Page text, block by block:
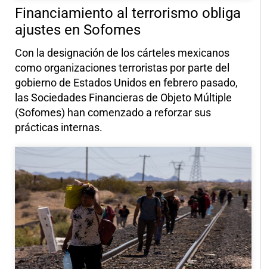
Financiamiento al terrorismo obliga
ajustes en Sofomes
Con la designación de los cárteles mexicanos
como organizaciones terroristas por parte del
gobierno de Estados Unidos en febrero pasado,
las Sociedades Financieras de Objeto Múltiple
(Sofomes) han comenzado a reforzar sus
prácticas internas.